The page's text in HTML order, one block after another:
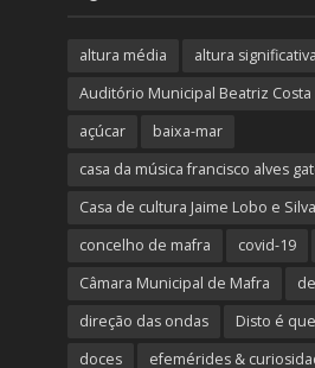
altura média altura significativa
Auditório Municipal Beatriz Costa
açúcar
baixa-mar
casa da música francisco alves
Casa de cultura Jaime Lobo e Silva
concelho de mafra
covid-19
Câmara Municipal de Mafra
direção das ondas
Disto é
doces
efemérides &